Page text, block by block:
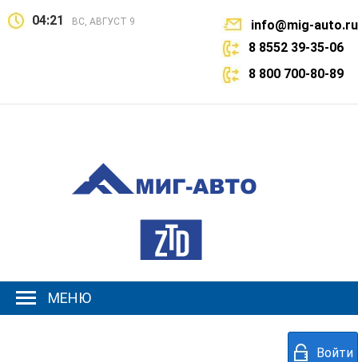
04:21 ВС, АВГУСТ 9
info@mig-auto.ru
8 8552 39-35-06
8 800 700-80-89
МЕНЮ
Войти